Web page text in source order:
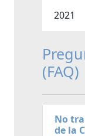
2021
(FAQ)
No
de la